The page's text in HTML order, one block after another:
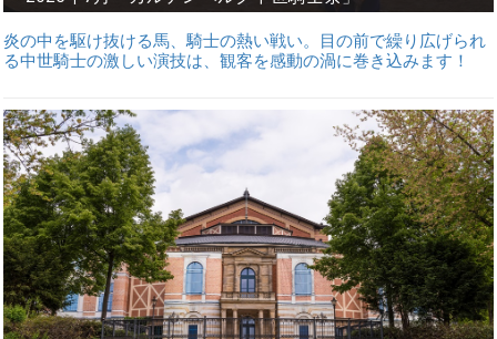
炎の中を駆け抜ける馬、騎士の熱い戦い。目の前で繰り広げられ
る中世騎士の激しい演技は、観客を感動の渦に巻き込みます！